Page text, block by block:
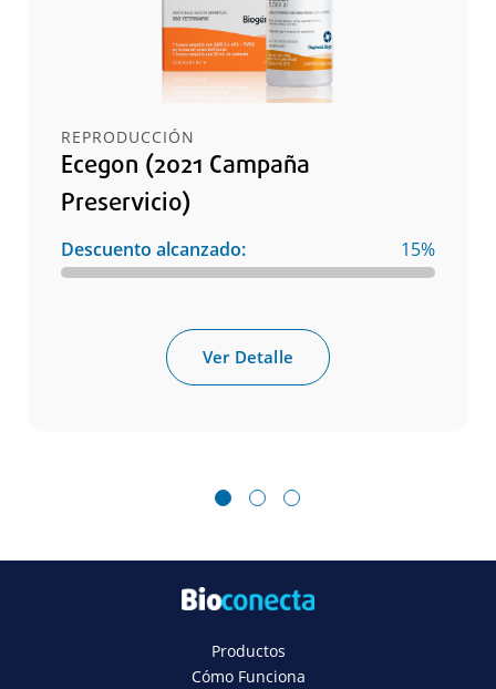
REPRODUCCIÓN
Ecegon (2021 Campaña
Preservicio)
Descuento alcanzado: 15%
Ver Detalle
1 2 3
Productos
Cómo Funciona